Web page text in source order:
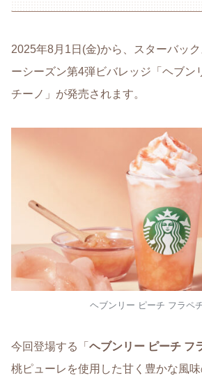
2025年8月1日(金)から、スターバッ
ーシーズン第4弾ビバレッジ「ヘブン
チーノ」が発売されます。
ヘブンリー ピーチ フラペ
今回登場する「 ヘブンリー ピーチ フ
桃ピューレを使用した甘く豊かな風